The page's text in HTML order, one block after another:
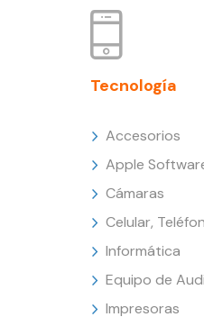
Tecnología
Accesorios
Apple
Cámaras
Celular,
Informática
Equipo de
Impresoras